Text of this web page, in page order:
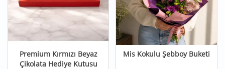
Premium Kırmızı Beyaz
Çikolata Hediye Kutusu
Mis Kokulu Şebboy Buketi